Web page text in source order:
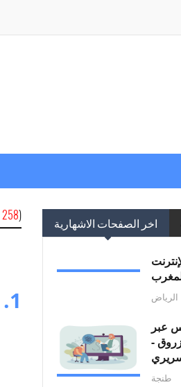
(
258
1.
اخر الصفحات الاشهارية
الرياض
عبر
زروق -
طنجة